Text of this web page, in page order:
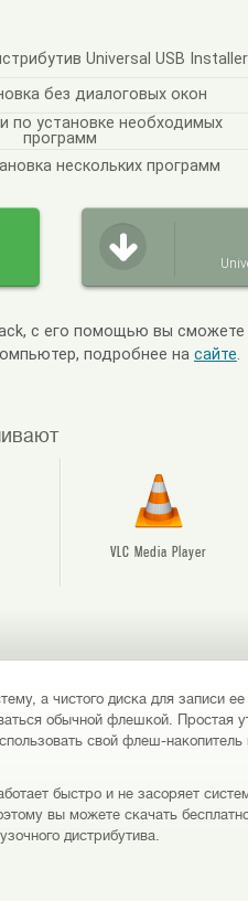
Universal USB Installer
без диалоговых окон
по установке необходимых
программ
нескольких программ
с его помощью вы сможете
подробнее на сайте.
VLC Media Player
а чистого диска для записи
обычной флешкой. Простая
свой флеш-накопитель
быстро и не засоряет
вы можете скачать
дистрибутива.